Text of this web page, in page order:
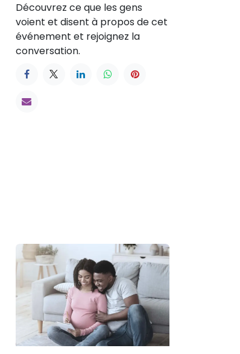
Découvrez ce que les gens
voient et disent à propos de cet
événement et rejoignez la
conversation.